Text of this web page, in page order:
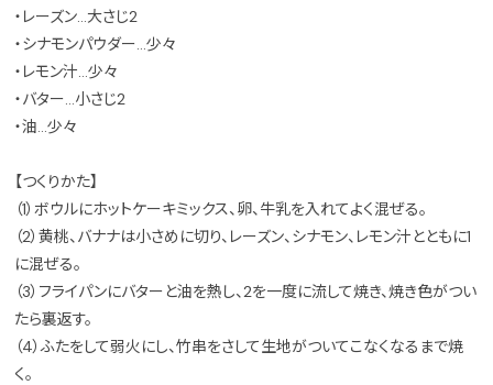
・レーズン…大さじ2
・シナモンパウダー…少々
・レモン汁…少々
・バター…小さじ2
・油…少々
【つくりかた】
（1）ボウルにホットケーキミックス、卵、牛乳を入れてよく混ぜる。
（2）黄桃、バナナは小さめに切り、レーズン、シナモン、レモン汁とともに1
に混ぜる。
（3）フライパンにバターと油を熱し、2を一度に流して焼き、焼き色がつい
たら裏返す。
（4）ふたをして弱火にし、竹串をさして生地がついてこなくなるまで焼
く。